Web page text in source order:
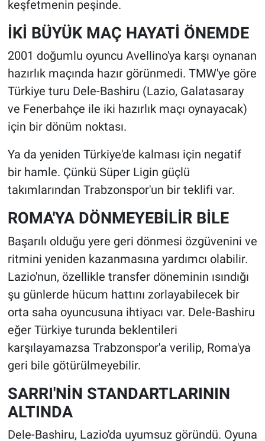
keşfetmenin peşinde.
İKİ BÜYÜK MAÇ HAYATİ ÖNEMDE
2001 doğumlu oyuncu Avellino'ya karşı oynanan
hazırlık maçında hazır görünmedi. TMW'ye göre
Türkiye turu Dele-Bashiru (Lazio, Galatasaray
ve Fenerbahçe ile iki hazırlık maçı oynayacak)
için bir dönüm noktası.
Ya da yeniden Türkiye'de kalması için negatif
bir hamle. Çünkü Süper Ligin güçlü
takımlarından Trabzonspor'un bir teklifi var.
ROMA'YA DÖNMEYEBİLİR BİLE
Başarılı olduğu yere geri dönmesi özgüvenini ve
ritmini yeniden kazanmasına yardımcı olabilir.
Lazio'nun, özellikle transfer döneminin ısındığı
şu günlerde hücum hattını zorlayabilecek bir
orta saha oyuncusuna ihtiyacı var. Dele-Bashiru
eğer Türkiye turunda beklentileri
karşılayamazsa Trabzonspor'a verilip, Roma'ya
geri bile götürülmeyebilir.
SARRI'NİN STANDARTLARININ
ALTINDA
Dele-Bashiru, Lazio'da uyumsuz göründü. Oyuna